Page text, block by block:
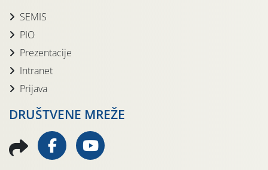
SEMIS
PIO
Prezentacije
Intranet
Prijava
DRUŠTVENE MREŽE